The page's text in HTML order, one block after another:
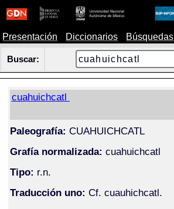
Presentación Diccionarios Búsquedas
Buscar:
cuahuichcatl
Paleografía: CUAHUICHCATL
Grafía normalizada: cuahuichcatl
Tipo: r.n.
Traducción uno: Cf. cuauhichcatl.